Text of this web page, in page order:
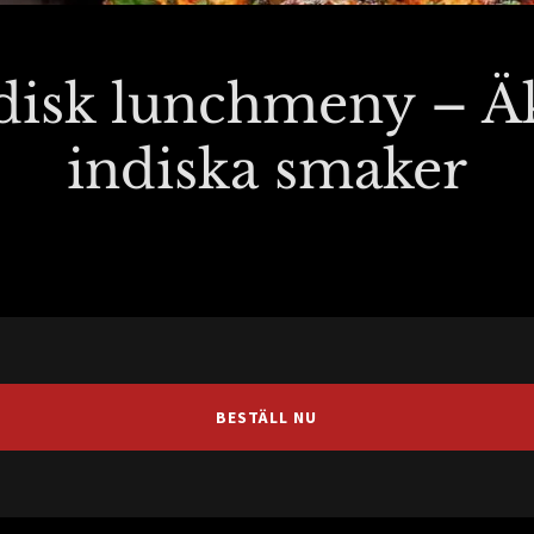
lunchmeny –
indiska smaker
BESTÄLL NU